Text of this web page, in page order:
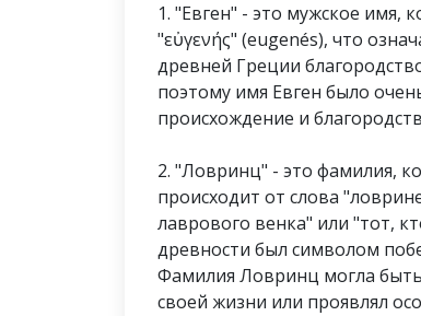
1. "Евген" - это мужское имя,
"εὐγενής" (eugenés), что
древней Греции
поэтому имя Евген было
происхождение и
2. "Ловринц" - это фамилия,
происходит от слова
лаврового венка" или "тот,
древности был символом
Фамилия Ловринц могла
своей жизни или проявлял